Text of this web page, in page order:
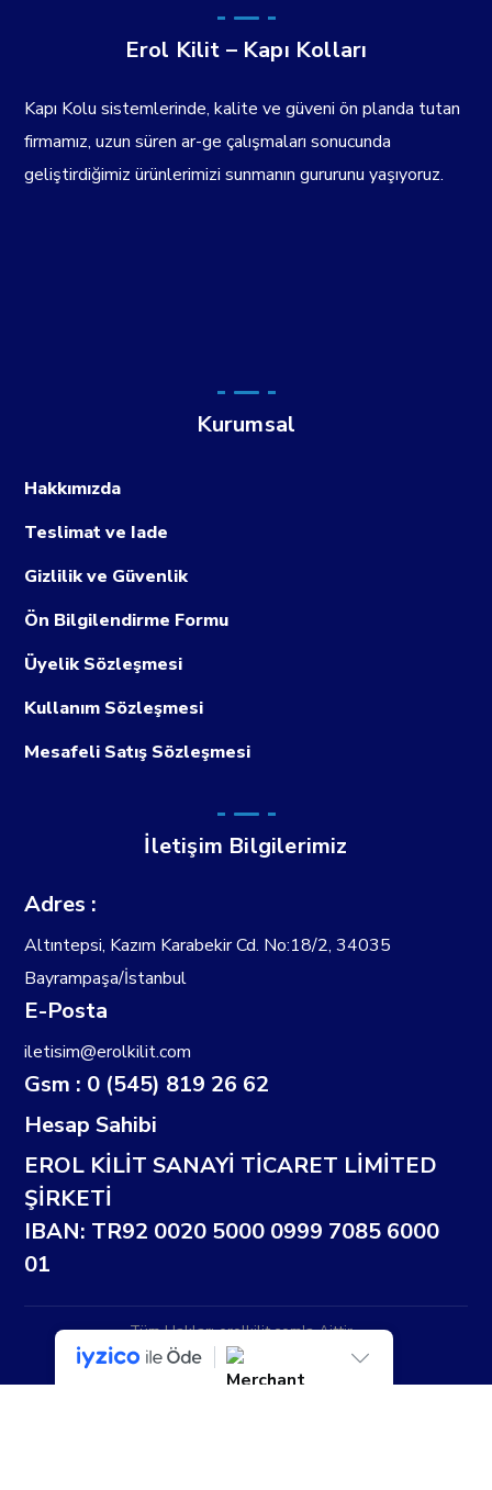
Erol Kilit – Kapı Kolları
Kapı Kolu sistemlerinde, kalite ve güveni ön planda tutan
firmamız, uzun süren ar-ge çalışmaları sonucunda
geliştirdiğimiz ürünlerimizi sunmanın gururunu yaşıyoruz.
Kurumsal
Hakkımızda
Teslimat ve Iade
Gizlilik ve Güvenlik
Ön Bilgilendirme Formu
Üyelik Sözleşmesi
Kullanım Sözleşmesi
Mesafeli Satış Sözleşmesi
İletişim Bilgilerimiz
Adres :
Altıntepsi, Kazım Karabekir Cd. No:18/2, 34035
Bayrampaşa/İstanbul
E-Posta
iletisim@erolkilit.com
Gsm : 0 (545) 819 26 62
Hesap Sahibi
EROL KİLİT SANAYİ TİCARET LİMİTED
ŞİRKETİ
IBAN: TR92 0020 5000 0999 7085 6000
01
Tüm Hakları erolkilit.com'a Aittir...